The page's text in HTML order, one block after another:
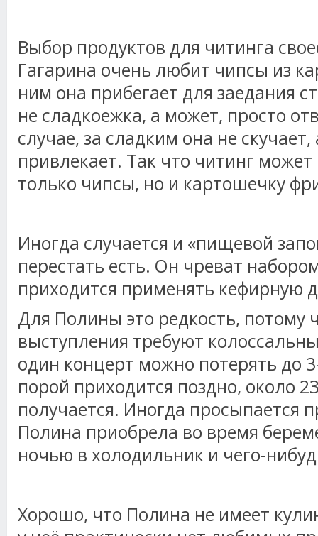
Выбор продуктов для читинга
Гагарина очень любит чипсы из
ним она прибегает для заедания
не сладкоежка, а может, просто
случае, за сладким она не
привлекает. Так что читинг
только чипсы, но и картошечку
Иногда случается и «пищевой
перестать есть. Он чреват
приходится применять кефирную
Для Полины это редкость, потому
выступления требуют
один концерт можно потерять до
порой приходится поздно, около
получается. Иногда просыпается
Полина приобрела во время
ночью в холодильник и чего-
Хорошо, что Полина не имеет